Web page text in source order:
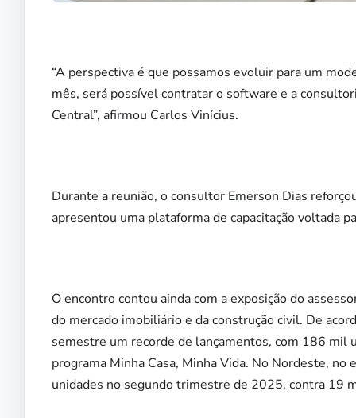
“A perspectiva é que possamos evoluir para um
mês, será possível contratar o software e a
Central”, afirmou Carlos Vinícius.
Durante a reunião, o consultor Emerson Dias
apresentou uma plataforma de capacitação voltada
O encontro contou ainda com a exposição do
do mercado imobiliário e da construção civil. De
semestre um recorde de lançamentos, com 186 mil
programa Minha Casa, Minha Vida. No Nordeste,
unidades no segundo trimestre de 2025, contra 19